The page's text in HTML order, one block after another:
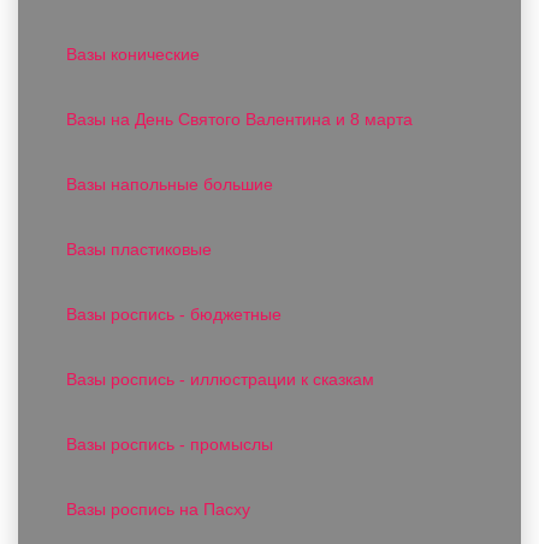
Вазы конические
Вазы на День Святого Валентина и 8 марта
Вазы напольные большие
Вазы пластиковые
Вазы роспись - бюджетные
Вазы роспись - иллюстрации к сказкам
Вазы роспись - промыслы
Вазы роспись на Пасху